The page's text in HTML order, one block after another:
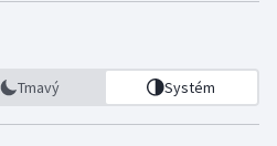
Tmavý Systém